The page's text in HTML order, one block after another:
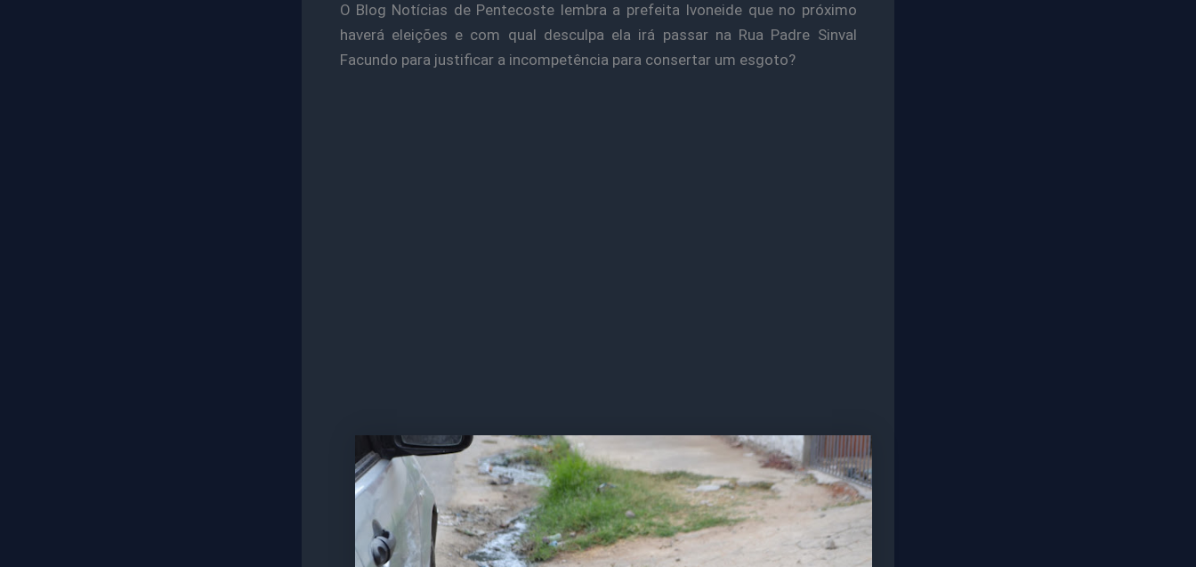
O Blog Notícias de Pentecoste lembra a prefeita Ivoneide que no próximo
haverá eleições e com qual desculpa ela irá passar na Rua Padre Sinval
Facundo para justificar a incompetência para consertar um esgoto?